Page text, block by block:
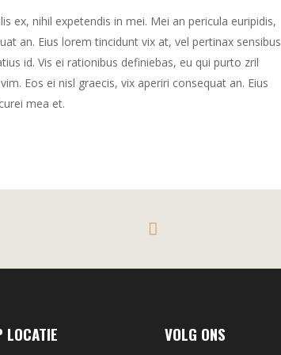
ex, nihil expetendis in mei. Mei an pericula euripidis,
an. Eius lorem tincidunt vix at, vel pertinax sensibus
id. Vis ei rationibus definiebas, eu qui purto zril
Eos ei nisl graecis, vix aperiri consequat an. Eius
mea et.
LOCATIE VOLG ONS